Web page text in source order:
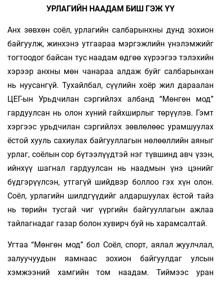
УРЛАГИЙН НААДАМ БИШ ГЭЖ ҮҮ
Анх зөвхөн соёл, урлагийн салбарынхны дунд зохион
байгуулж, жинхэнэ утгаараа мэргэжлийн үнэлэмжийг
тогтоодог байсан тус наадам өдгөө хүрээгээ тэлэхийн
хэрээр анхны мөн чанараа алдаж буйг салбарынхан
нь нуусангүй. Тухайлбал, сүүлийн хоёр жил дараалан
ЦЕГ-ын Урьдчилан сэргийлэх албанд “Мөнгөн мод”
гардуулсан нь олон хүний гайхширлыг төрүүлэв. Гэмт
хэргээс урьдчилан сэргийлэх зөвлөлөөс урамшуулах
ёстой хууль сахиулах байгууллагын нөлөөллийн аяныг
урлаг, соёлын сор бүтээлүүдтэй нэг түвшинд авч үзэн,
ийнхүү шагнал гардуулсан нь наадмын үнэ цэнийг
бүдгэрүүлсэн, утгагүй шийдвэр боллоо гэх хүн олон.
Соёл, урлагийн шилдгүүдийг алдаршуулах ёстой тайз
нь төрийн тусгай чиг үүргийн байгууллагын ажлаа
тайлагнадаг газар болон хувирч буй нь харамсалтай.
Угтаа “Мөнгөн мод” бол Соёл, спорт, аялал жуулчлал,
залуучуудын яамнаас зохион байгуулдаг улсын
хэмжээний хамгийн том наадам. Тиймээс уран